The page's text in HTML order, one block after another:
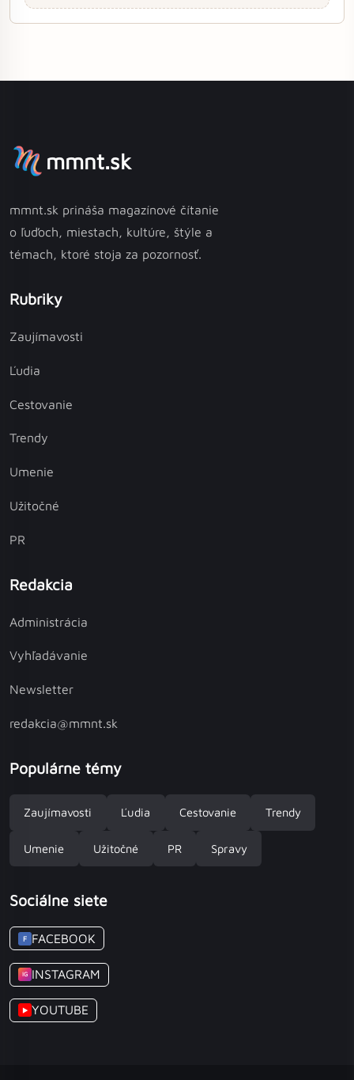
mmnt.sk
mmnt.sk prináša magazínové čítanie
o ľuďoch, miestach, kultúre, štýle a
témach, ktoré stoja za pozornosť.
Rubriky
Zaujímavosti
Ľudia
Cestovanie
Trendy
Umenie
Užitočné
PR
Redakcia
Administrácia
Vyhľadávanie
Newsletter
redakcia@mmnt.sk
Populárne témy
Zaujímavosti Ľudia Cestovanie Trendy
Umenie Užitočné PR Spravy
Sociálne siete
F FACEBOOK
IG INSTAGRAM
▶ YOUTUBE